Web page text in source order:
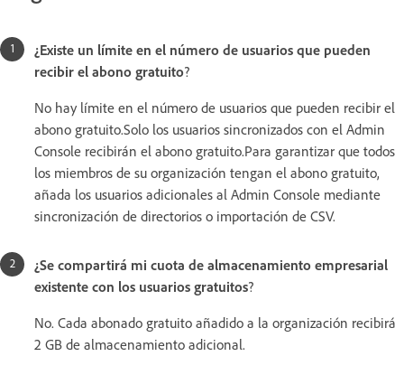
¿Existe un límite en el número de usuarios que pueden
recibir el abono gratuito?
No hay límite en el número de usuarios que pueden recibir el
abono gratuito.Solo los usuarios sincronizados con el Admin
Console recibirán el abono gratuito.Para garantizar que todos
los miembros de su organización tengan el abono gratuito,
añada los usuarios adicionales al Admin Console mediante
sincronización de directorios o importación de CSV.
¿Se compartirá mi cuota de almacenamiento empresarial
existente con los usuarios gratuitos?
No. Cada abonado gratuito añadido a la organización recibirá
2 GB de almacenamiento adicional.